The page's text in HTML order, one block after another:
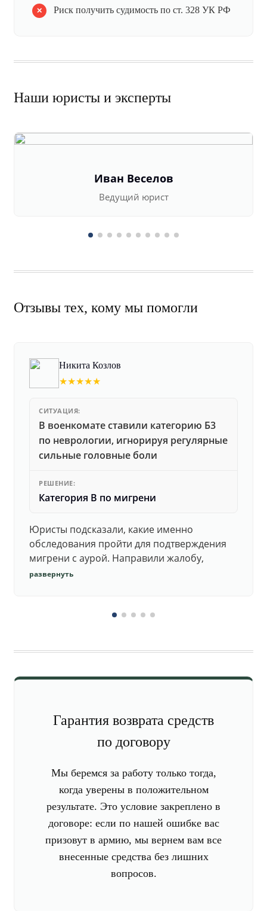
Риск получить судимость по ст. 328 УК РФ
Наши юристы и эксперты
Иван Веселов
Ведущий юрист
Отзывы тех, кому мы помогли
Никита Козлов
★★★★★
СИТУАЦИЯ:
В военкомате ставили категорию Б3
по неврологии, игнорируя регулярные
сильные головные боли
РЕШЕНИЕ:
Категория В по мигрени
Юристы подсказали, какие именно
обследования пройти для подтверждения
мигрени с аурой. Направили жалобу,
добились повторного осмотра и списания в
развернуть
Гарантия возврата средств
по договору
Мы беремся за работу только тогда,
когда уверены в положительном
результате. Это условие закреплено в
договоре: если по нашей ошибке вас
призовут в армию, мы вернем вам все
внесенные средства без лишних
вопросов.